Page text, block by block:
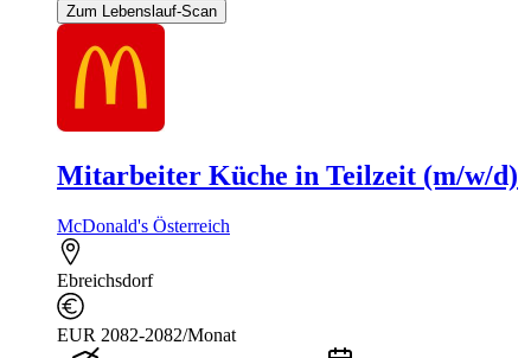
Zum Lebenslauf-Scan
Mitarbeiter Küche in Teilzeit (m/w/d)
McDonald's Österreich
Ebreichsdorf
EUR 2082-2082/Monat